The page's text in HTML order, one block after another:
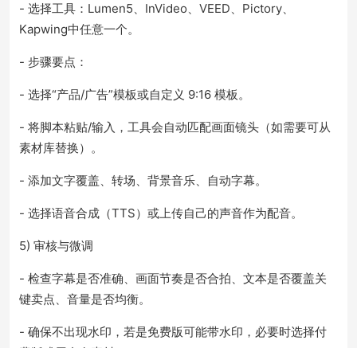
- 选择工具：Lumen5、InVideo、VEED、Pictory、
Kapwing中任意一个。
- 步骤要点：
- 选择“产品/广告”模板或自定义 9:16 模板。
- 将脚本粘贴/输入，工具会自动匹配画面镜头（如需要可从
素材库替换）。
- 添加文字覆盖、转场、背景音乐、自动字幕。
- 选择语音合成（TTS）或上传自己的声音作为配音。
5) 审核与微调
- 检查字幕是否准确、画面节奏是否合拍、文本是否覆盖关
键卖点、音量是否均衡。
- 确保不出现水印，若是免费版可能带水印，必要时选择付